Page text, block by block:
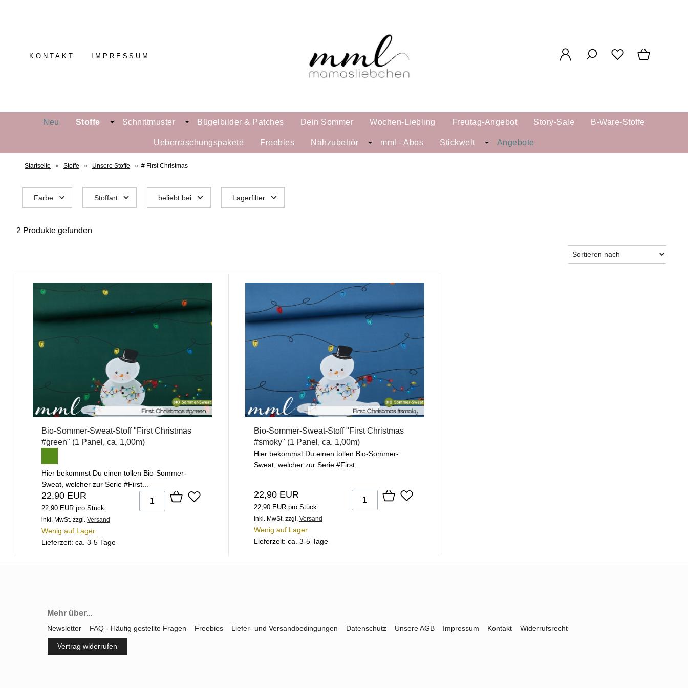
KONTAKT IMPRESSUM
Neu Stoffe Schnittmuster Bügelbilder & Patches Dein Sommer Wochen-Liebling Freutag-Angebot Story-Sale B-Ware-Stoffe
Ueberraschungspakete Freebies Nähzubehör mml - Abos Stickwelt Angebote
Startseite » Stoffe » Unsere Stoffe » # First Christmas
Farbe Stoffart beliebt bei Lagerfilter
2 Produkte gefunden
Bio-Sommer-Sweat-Stoff "First Christmas
#green" (1 Panel, ca. 1,00m)
Hier bekommst Du einen tollen Bio-Sommer-
Sweat, welcher zur Serie #First...
22,90 EUR
22,90 EUR pro Stück
inkl. MwSt. zzgl. Versand
Wenig auf Lager
Lieferzeit: ca. 3-5 Tage
Bio-Sommer-Sweat-Stoff "First Christmas
#smoky" (1 Panel, ca. 1,00m)
Hier bekommst Du einen tollen Bio-Sommer-
Sweat, welcher zur Serie #First...
22,90 EUR
22,90 EUR pro Stück
inkl. MwSt. zzgl. Versand
Wenig auf Lager
Lieferzeit: ca. 3-5 Tage
Mehr über...
Newsletter FAQ - Häufig gestellte Fragen Freebies Liefer- und Versandbedingungen Datenschutz Unsere AGB Impressum Kontakt Widerrufsrecht
Vertrag widerrufen